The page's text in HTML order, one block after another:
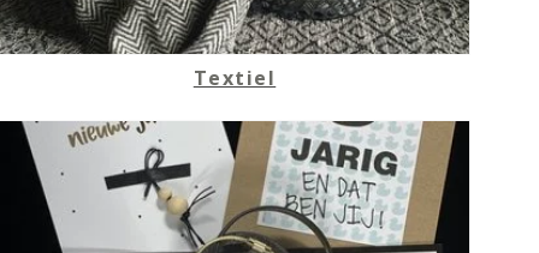
Textiel